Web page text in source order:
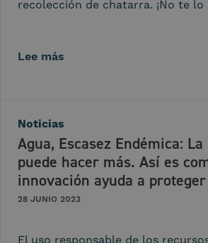
recolección de chatarra. ¡No te lo
Lee más
Noticias
Agua, Escasez Endémica:
puede hacer más. Así es
innovación ayuda a
28 JUNIO 2023
El uso responsable de los